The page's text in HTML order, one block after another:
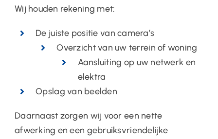
Wij houden rekening met:
De juiste positie van camera’s
Overzicht van uw terrein of woning
Aansluiting op uw netwerk en
elektra
Opslag van beelden
Daarnaast zorgen wij voor een nette
afwerking en een gebruiksvriendelijke